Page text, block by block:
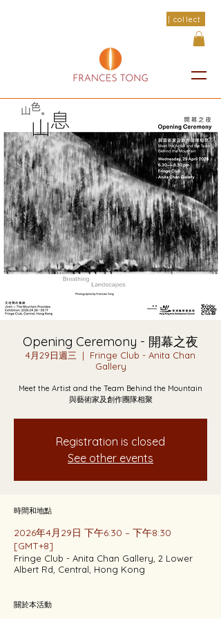
| collect
Opening Ceremony - 開幕之夜
4月29日週三
  |
Fringe Club - Anita Chan
Gallery
Meet the Artist and the Team Behind the Mountain
與藝術家及創作團隊相聚
Registration is closed
See other events
時間和地點
2026年4月29日 下午6:30 – 下午8:30
[GMT+8]
Fringe Club - Anita Chan Gallery, 2 Lower
Albert Rd, Central, Hong Kong
關於本活動